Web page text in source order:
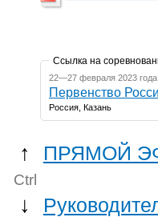
Ссылка на
22—27 февраля 2023 года
Первенство
Россия, Казань
↑ ПРЯМОЙ
Ctrl
↓